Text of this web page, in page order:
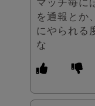
マッチ毎に
を通報とか
にやられる
な